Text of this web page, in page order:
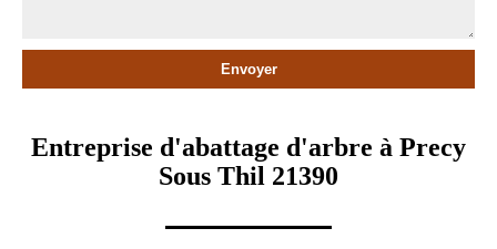
Entreprise d'abattage d'arbre à Precy
Sous Thil 21390